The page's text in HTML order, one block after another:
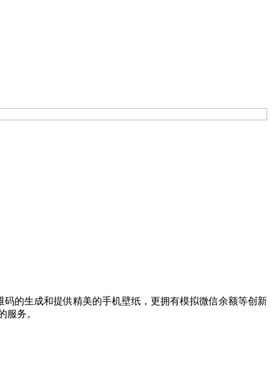
的生成和提供精美的手机壁纸，更拥有模拟微信余额等创新
服务。